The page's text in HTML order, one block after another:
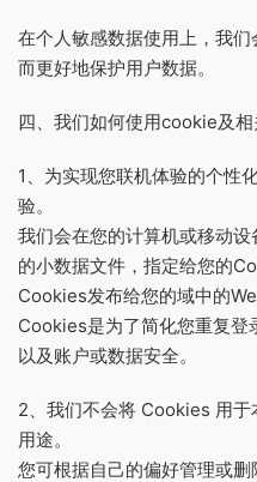
在个人敏感数据使用上，我
而更好地保护用户数据。
四、我们如何使用cookie及
1、为实现您联机体验的个性
验。
我们会在您的计算机或移动
的小数据文件，指定给您的
Cookies发布给您的域中的
Cookies是为了简化您重复登
以及账户或数据安全。
2、我们不会将 Cookies 用
用途。
您可根据自己的偏好管理或